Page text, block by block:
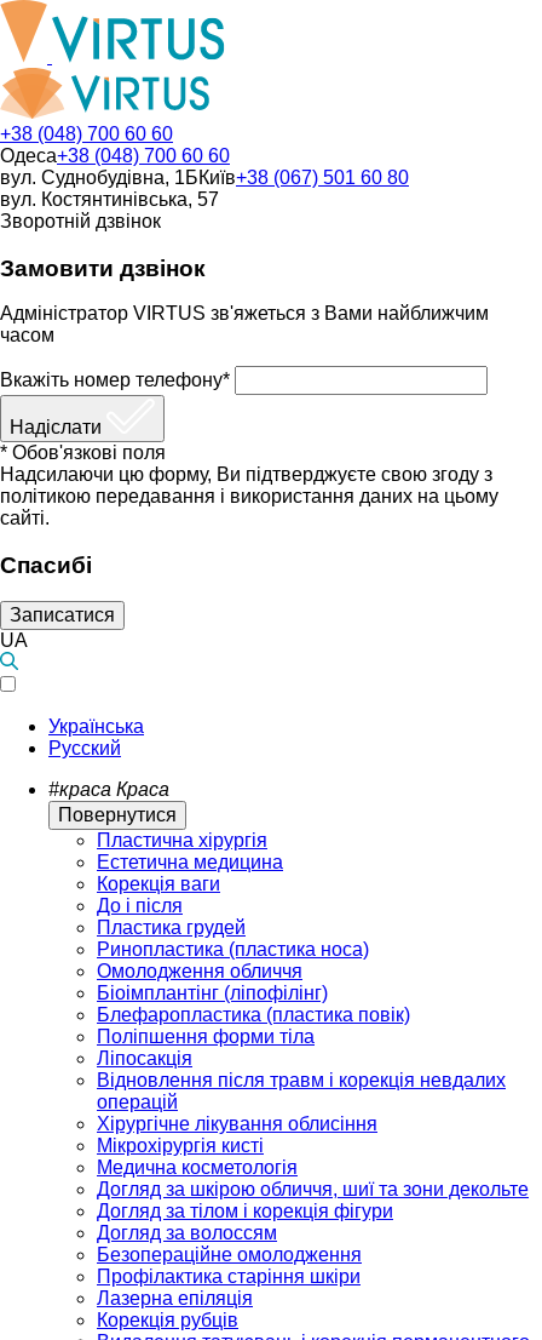
+38 (048) 700 60 60
Одеса+38 (048) 700 60 60
вул. Суднобудівна, 1БКиїв+38 (067) 501 60 80
вул. Костянтинівська, 57
Зворотній дзвінок
Замовити дзвінок
Адміністратор VIRTUS зв'яжеться з Вами найближчим
часом
Вкажіть номер телефону*
Надіслати
* Обов'язкові поля
Надсилаючи цю форму, Ви підтверджуєте свою згоду з
політикою передавання і використання даних на цьому
сайті.
Спасибі
Записатися
UA
Українська
Русский
#краса Краса
Повернутися
Пластична хірургія
Естетична медицина
Корекція ваги
До і після
Пластика грудей
Ринопластика (пластика носа)
Омолодження обличчя
Біоімплантінг (ліпофілінг)
Блефаропластика (пластика повік)
Поліпшення форми тіла
Ліпосакція
Відновлення після травм і корекція невдалих
операцій
Хірургічне лікування облисіння
Мікрохірургія кисті
Медична косметологія
Догляд за шкірою обличчя, шиї та зони декольте
Догляд за тілом і корекція фігури
Догляд за волоссям
Безопераційне омолодження
Профілактика старіння шкіри
Лазерна епіляція
Корекція рубців